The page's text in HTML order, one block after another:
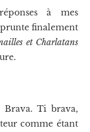
à mes
finalement
et Charlatans
Brava. Ti brava,
comme étant